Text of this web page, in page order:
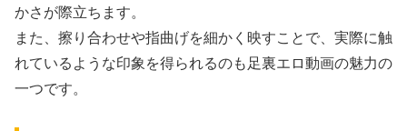
かさが際立ちます。
また、擦り合わせや指曲げを細かく映すことで、実際に触
れているような印象を得られるのも足裏エロ動画の魅力の
一つです。